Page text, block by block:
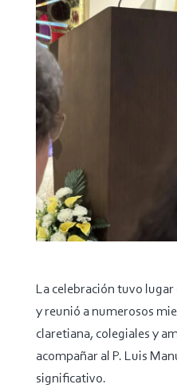
La celebración tuvo
y reunió a numerosos
claretiana, colegiales y
acompañar al P. Luis
significativo.